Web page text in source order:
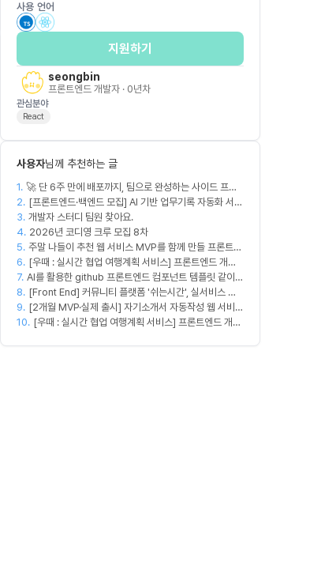
사용 언어
지원하기
seongbin
프론트엔드 개발자 · 0년차
관심분야
React
사용자님께 추천하는 글
1. 🚀 단 6주 만에 배포까지, 팀으로 완성하는 사이드 프로
젝트 [스위프 웹 15기] 🚀
2. [프론트엔드·백엔드 모집] AI 기반 업무기록 자동화 서비
스 MVP 개발
3. 개발자 스터디 팀원 찾아요.
4. 2026년 코디영 크루 모집 8차
5. 주말 나들이 추천 웹 서비스 MVP를 함께 만들 프론트엔
드/디자이너 모집합니다
6. [우때 : 실시간 협업 여행계획 서비스] 프론트엔드 개발
자 팀원을 모집합니다
7. AI를 활용한 github 프론트엔드 컴포넌트 템플릿 같이
만드실분
8. [Front End] 커뮤니티 플랫폼 '쉬는시간', 실서비스 출
시 목표
9. [2개월 MVP·실제 출시] 자기소개서 자동작성 웹 서비스
디자이너·프론트엔드·백엔드·AI 엔지니어 모집
10. [우때 : 실시간 협업 여행계획 서비스] 프론트엔드 개발